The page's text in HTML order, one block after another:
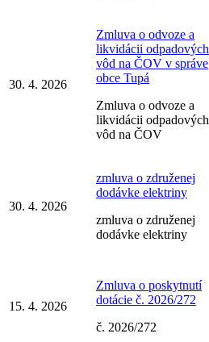
30. 4. 2026
Zmluva o odvoze a
likvidácii odpadových
vôd na ČOV v správe
obce Tupá
Zmluva o odvoze a
likvidácii odpadových
vôd na ČOV
30. 4. 2026
zmluva o združenej
dodávke elektriny
zmluva o združenej
dodávke elektriny
15. 4. 2026
Zmluva o poskytnutí
dotácie č. 2026/272
č. 2026/272